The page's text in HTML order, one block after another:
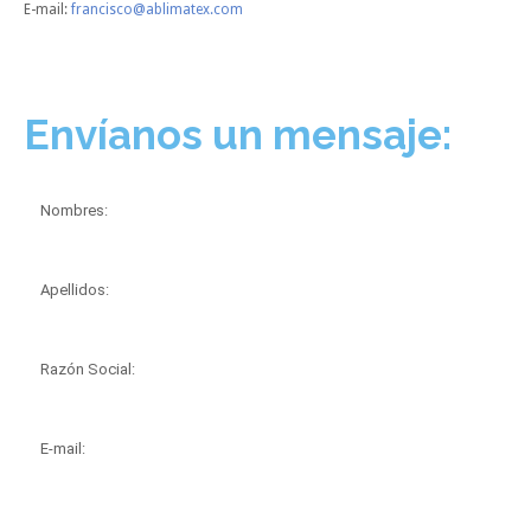
E-mail:francisco@ablimatex.com
Envíanos un mensaje: